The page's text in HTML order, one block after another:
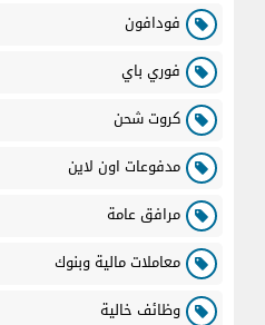
فودافون
فوري باي
كروت شحن
مدفوعات اون لاين
مرافق عامة
معاملات مالية وبنوك
وظائف خالية